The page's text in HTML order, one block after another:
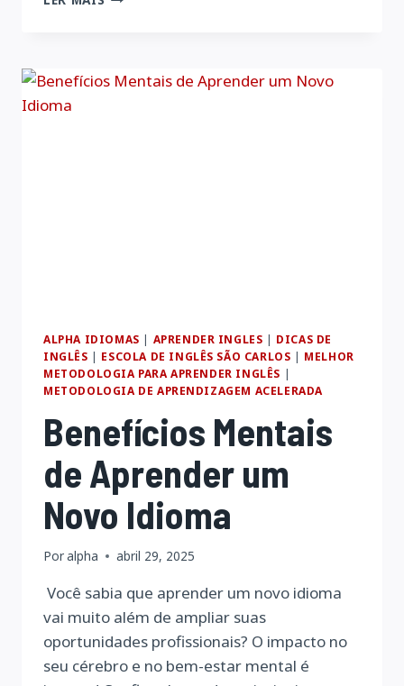
ABERTAS
ALPHA IDIOMAS | APRENDER INGLES | DICAS DE
INGLÊS | ESCOLA DE INGLÊS SÃO CARLOS | MELHOR
METODOLOGIA PARA APRENDER INGLÊS |
METODOLOGIA DE APRENDIZAGEM ACELERADA
Benefícios Mentais
de Aprender um
Novo Idioma
Poralpha abril 29, 2025
Você sabia que aprender um novo idioma
vai muito além de ampliar suas
oportunidades profissionais? O impacto no
seu cérebro e no bem-estar mental é